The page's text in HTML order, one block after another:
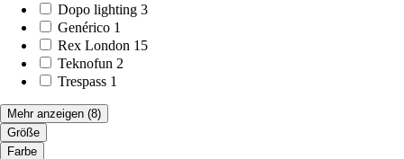
Dopo lighting 3
Genérico 1
Rex London 15
Teknofun 2
Trespass 1
Mehr anzeigen (8)
Größe
Farbe